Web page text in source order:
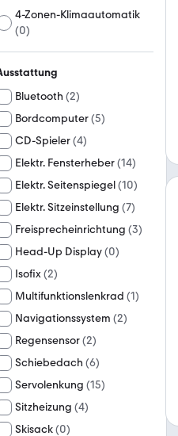
4-Zonen-Klimaautomatik
(0)
Bluetooth (2)
Bordcomputer(5)
CD-Spieler(4)
Elektr. Fensterheber(14)
Elektr. Seitenspiegel(10)
Elektr. Sitzeinstellung (7)
Freisprecheinrichtung (3)
Head-Up Display(0)
Isofix(2)
Multifunktionslenkrad (1)
Navigationssystem (2)
Regensensor(2)
Schiebedach (6)
Servolenkung (15)
Sitzheizung (4)
Skisack(0)